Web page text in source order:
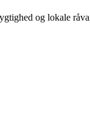
og lokale